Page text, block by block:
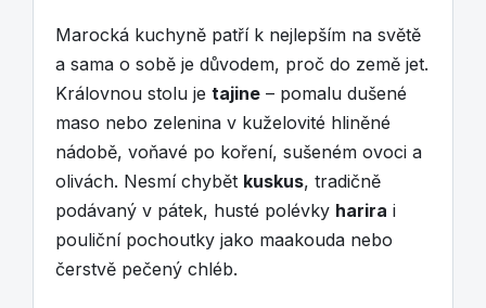
Marocká kuchyně patří k nejlepším na světě
a sama o sobě je důvodem, proč do země jet.
Královnou stolu je tajine – pomalu dušené
maso nebo zelenina v kuželovité hliněné
nádobě, voňavé po koření, sušeném ovoci a
olivách. Nesmí chybět kuskus, tradičně
podávaný v pátek, husté polévky harira i
pouliční pochoutky jako maakouda nebo
čerstvě pečený chléb.